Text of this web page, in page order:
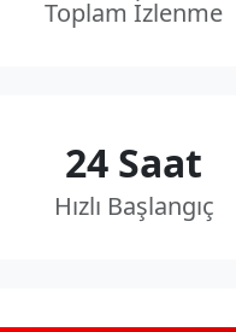
Toplam İzlenme
24 Saat
Hızlı Başlangıç